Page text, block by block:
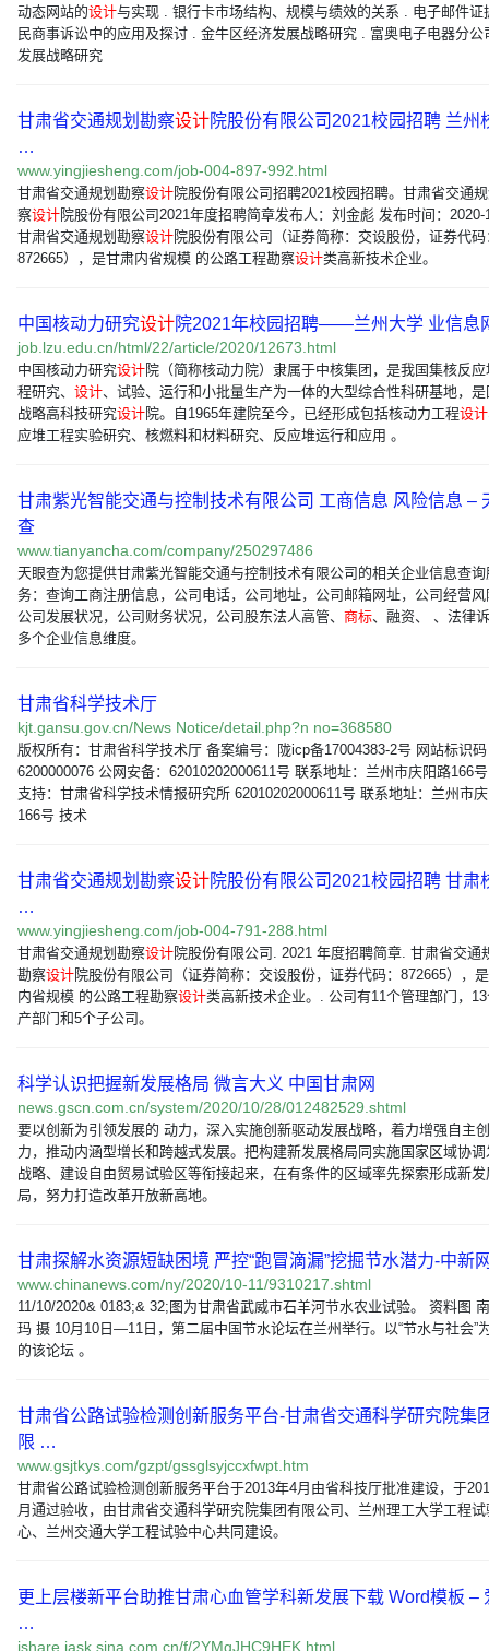
动态网站的设计与实现 . 银行卡市场结构、规模与绩效的关系 . 电子邮件证
民商事诉讼中的应用及探讨 . 金牛区经济发展战略研究 . 富奥电子电器分公
发展战略研究
甘肃省交通规划勘察设计院股份有限公司2021校园招聘 兰州
…
www.yingjiesheng.com/job-004-897-992.html
甘肃省交通规划勘察设计院股份有限公司招聘2021校园招聘。甘肃省交通
察设计院股份有限公司2021年度招聘简章发布人：刘金彪 发布时间：2020-
甘肃省交通规划勘察设计院股份有限公司（证券简称：交设股份，证券代码
872665），是甘肃内省规模 的公路工程勘察设计类高新技术企业。
中国核动力研究设计院2021年校园招聘——兰州大学 业信息
job.lzu.edu.cn/html/22/article/2020/12673.html
中国核动力研究设计院（简称核动力院）隶属于中核集团，是我国集核反应
程研究、 设计、试验、运行和小批量生产为一体的大型综合性科研基地，是
战略高科技研究设计院。自1965年建院至今，已经形成包括核动力工程设计
应堆工程实验研究、核燃料和材料研究、反应堆运行和应用 。
甘肃紫光智能交通与控制技术有限公司 工商信息 风险信息 –
查
www.tianyancha.com/company/250297486
天眼查为您提供甘肃紫光智能交通与控制技术有限公司的相关企业信息查询
务：查询工商注册信息，公司电话，公司地址，公司邮箱网址，公司经营风
公司发展状况，公司财务状况，公司股东法人高管、 商标、融资、 、法律
多个企业信息维度。
甘肃省科学技术厅
kjt.gansu.gov.cn/News Notice/detail.php?n no=368580
版权所有：甘肃省科学技术厅 备案编号：陇icp备17004383-2号 网站标识
6200000076 公网安备：62010202000611号 联系地址：兰州市庆阳路166
支持：甘肃省科学技术情报研究所 62010202000611号 联系地址：兰州市
166号 技术
甘肃省交通规划勘察设计院股份有限公司2021校园招聘 甘肃
…
www.yingjiesheng.com/job-004-791-288.html
甘肃省交通规划勘察设计院股份有限公司. 2021 年度招聘简章. 甘肃省交通
勘察设计院股份有限公司（证券简称：交设股份，证券代码：872665），
内省规模 的公路工程勘察设计类高新技术企业。. 公司有11个管理部门，
产部门和5个子公司。
科学认识把握新发展格局 微言大义 中国甘肃网
news.gscn.com.cn/system/2020/10/28/012482529.shtml
要以创新为引领发展的 动力，深入实施创新驱动发展战略，着力增强自主
力，推动内涵型增长和跨越式发展。把构建新发展格局同实施国家区域协调
战略、建设自由贸易试验区等衔接起来，在有条件的区域率先探索形成新发
局，努力打造改革开放新高地。
甘肃探解水资源短缺困境 严控“跑冒滴漏”挖掘节水潜力-中新
www.chinanews.com/ny/2020/10-11/9310217.shtml
11/10/2020& 0183;& 32;图为甘肃省武威市石羊河节水农业试验。 资料图
玛 摄 10月10日—11日，第二届中国节水论坛在兰州举行。以“节水与社会”
的该论坛 。
甘肃省公路试验检测创新服务平台-甘肃省交通科学研究院集
限 …
www.gsjtkys.com/gzpt/gssglsyjccxfwpt.htm
甘肃省公路试验检测创新服务平台于2013年4月由省科技厅批准建设，于
月通过验收，由甘肃省交通科学研究院集团有限公司、兰州理工大学工程试
心、兰州交通大学工程试验中心共同建设。
更上层楼新平台助推甘肃心血管学科新发展下载 Word模板 –
…
ishare.iask.sina.com.cn/f/2YMgJHC9HEK.html